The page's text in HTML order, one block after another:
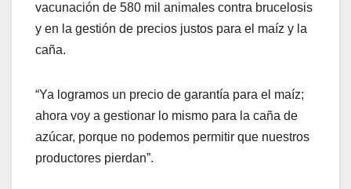
vacunación de 580 mil animales contra brucelosis
y en la gestión de precios justos para el maíz y la
caña.
“Ya logramos un precio de garantía para el maíz;
ahora voy a gestionar lo mismo para la caña de
azúcar, porque no podemos permitir que nuestros
productores pierdan”.